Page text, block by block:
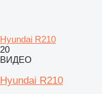
Hyundai R210
20
ВИДЕО
Hyundai R210